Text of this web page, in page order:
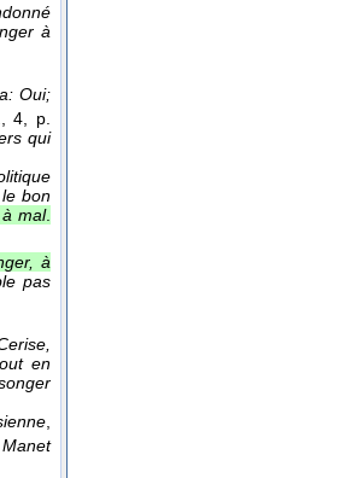
à
Oui;
4, p.
qui
bon
mal.
à
pas
en
,